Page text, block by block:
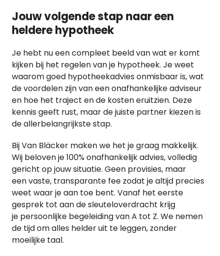
Jouw volgende stap naar een
heldere hypotheek
Je hebt nu een compleet beeld van wat er komt
kijken bij het regelen van je hypotheek. Je weet
waarom goed hypotheekadvies onmisbaar is, wat
de voordelen zijn van een onafhankelijke adviseur
en hoe het traject en de kosten eruitzien. Deze
kennis geeft rust, maar de juiste partner kiezen is
de allerbelangrijkste stap.
Bij Van Bläcker maken we het je graag makkelijk.
Wij beloven je 100% onafhankelijk advies, volledig
gericht op jouw situatie. Geen provisies, maar
een vaste, transparante fee zodat je altijd precies
weet waar je aan toe bent. Vanaf het eerste
gesprek tot aan de sleuteloverdracht krijg
je persoonlijke begeleiding van A tot Z. We nemen
de tijd om alles helder uit te leggen, zonder
moeilijke taal.